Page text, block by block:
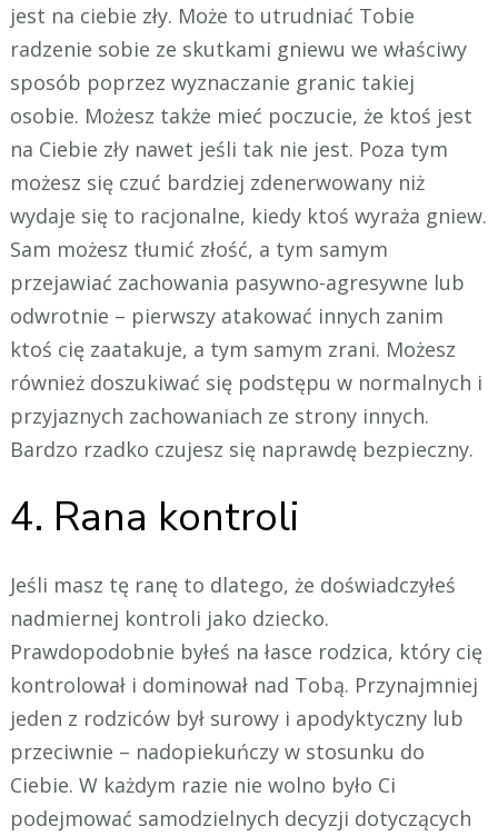
jest na ciebie zły. Może to utrudniać Tobie
radzenie sobie ze skutkami gniewu we właściwy
sposób poprzez wyznaczanie granic takiej
osobie. Możesz także mieć poczucie, że ktoś jest
na Ciebie zły nawet jeśli tak nie jest. Poza tym
możesz się czuć bardziej zdenerwowany niż
wydaje się to racjonalne, kiedy ktoś wyraża gniew.
Sam możesz tłumić złość, a tym samym
przejawiać zachowania pasywno-agresywne lub
odwrotnie – pierwszy atakować innych zanim
ktoś cię zaatakuje, a tym samym zrani. Możesz
również doszukiwać się podstępu w normalnych i
przyjaznych zachowaniach ze strony innych.
Bardzo rzadko czujesz się naprawdę bezpieczny.
4. Rana kontroli
Jeśli masz tę ranę to dlatego, że doświadczyłeś
nadmiernej kontroli jako dziecko.
Prawdopodobnie byłeś na łasce rodzica, który cię
kontrolował i dominował nad Tobą. Przynajmniej
jeden z rodziców był surowy i apodyktyczny lub
przeciwnie – nadopiekuńczy w stosunku do
Ciebie. W każdym razie nie wolno było Ci
podejmować samodzielnych decyzji dotyczących